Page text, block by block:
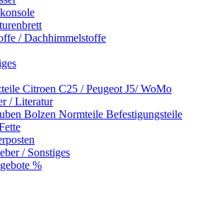
/ Dachhimmelstoffe
Citroen C25 / Peugeot J5/ WoMo
/ Literatur
Bolzen Normteile Befestigungsteile
/ Sonstiges
%